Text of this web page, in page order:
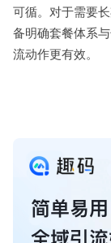
可循。对于需要
备明确套餐体系
流动作更有效。